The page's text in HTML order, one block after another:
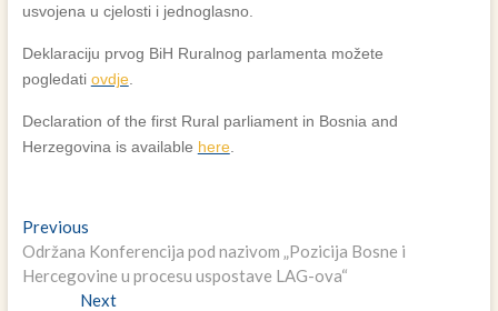
usvojena u cjelosti i jednoglasno.
Deklaraciju prvog BiH Ruralnog parlamenta možete
pogledati ovdje.
Declaration of the first Rural parliament in Bosnia and
Herzegovina is available here.
Navigacija
članaka
PreviousPrevious
post:
Održana Konferencija pod nazivom „Pozicija Bosne i
Hercegovine u procesu uspostave LAG-ova“
NextNext